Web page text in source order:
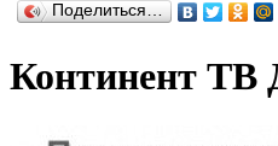
Поделиться…
Континент ТВ